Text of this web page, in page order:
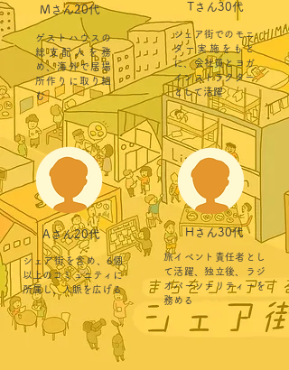
Mさん20代
ゲストハウスの
総支配人を務
め、海外で居場
所作りに取り組
む
Tさん30代
シェア街でのモニ
ター実施をもと
に、会社員とヨガ
インストラクター
として活躍
Aさん20代
シェア街を含め、6個
以上のコミュニティに
所属し、人脈を広げる
Hさん30代
旅イベント責任者とし
て活躍、独立後、ラジ
オパーソナリティーを
務める